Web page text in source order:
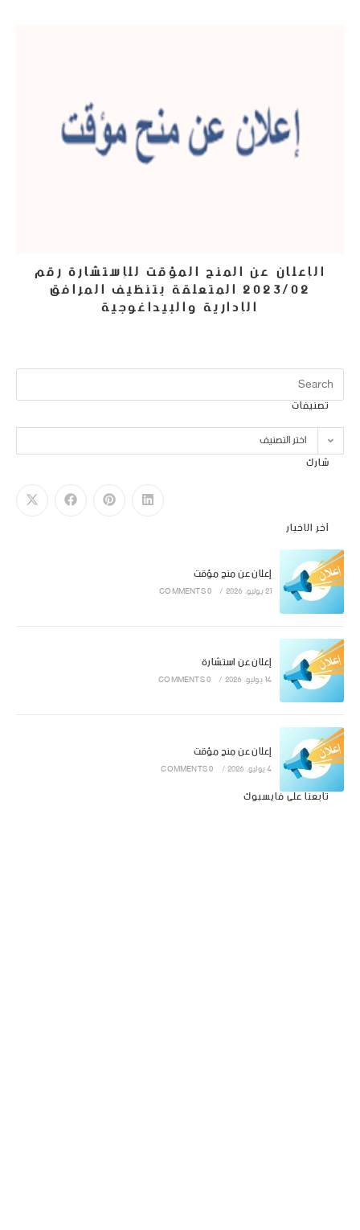
الإعلان عن المنح المؤقت للإستشارة رقم
2023/02 المتعلقة بتنظيف المرافق
الإدارية والبيداغوجية
تصنيفات
اختر التصنيف
شارك
آخر الاخبار
إعلان عن منح مؤقت
21 يوليو، 2026 /
0 COMMENTS
إعلان عن استشارة
14 يوليو، 2026 /
0 COMMENTS
إعلان عن منح مؤقت
4 يوليو، 2026 /
0 COMMENTS
تابعنا على فايسبوك